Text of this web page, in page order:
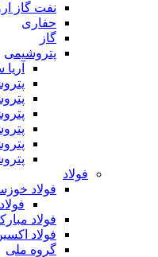
نفت گاز
حفاری
گاز
پتروشیمی
فولاد
فولاد
فولاد
فولاد
گروه ملی